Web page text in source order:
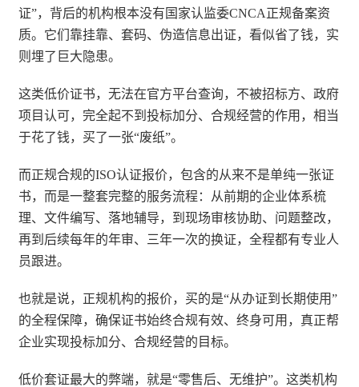
证”，背后的机构根本没有国家认监委CNCA正规备案资
质。它们靠挂靠、套码、伪造信息出证，看似省了钱，实
则埋了巨大隐患。
这类低价证书，无法在官方平台查询，不被招标方、政府
项目认可，完全起不到投标加分、合规经营的作用，相当
于花了钱，买了一张“废纸”。
而正规合规的ISO认证报价，包含的从来不是单纯一张证
书，而是一整套完整的服务流程：从前期的企业体系梳
理、文件编写、落地辅导，到现场审核协助、问题整改，
再到后续每年的年审、三年一次的换证，全程都有专业人
员跟进。
也就是说，正规机构的报价，买的是“从办证到长期使用”
的全程保障，确保证书始终合规有效、终身可用，真正帮
企业实现投标加分、合规经营的目标。
低价套证最大的弊端，就是“零售后、无维护”。这类机构